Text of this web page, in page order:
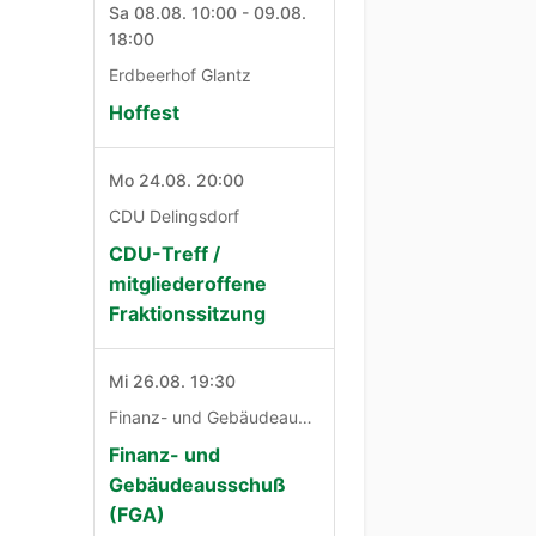
Sa 08.08. 10:00 - 09.08.
18:00
Erdbeerhof Glantz
Hoffest
Mo 24.08. 20:00
CDU Delingsdorf
CDU-Treff /
mitgliederoffene
Fraktionssitzung
Mi 26.08. 19:30
Finanz- und Gebäudeausschuß
Finanz- und
Gebäudeausschuß
(FGA)